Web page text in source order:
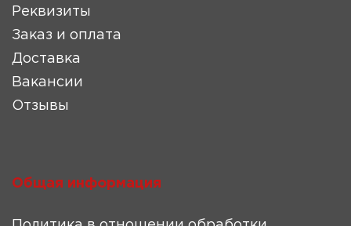
Реквизиты
Заказ и оплата
Доставка
Вакансии
Отзывы
Общая информация